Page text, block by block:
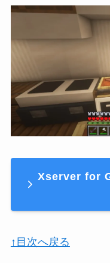
Xserver for
↑目次へ戻る